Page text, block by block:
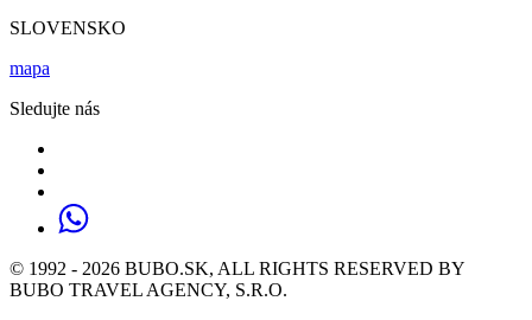
SLOVENSKO
mapa
Sledujte nás
© 1992 - 2026 BUBO.SK, ALL RIGHTS RESERVED BY
BUBO TRAVEL AGENCY, S.R.O.